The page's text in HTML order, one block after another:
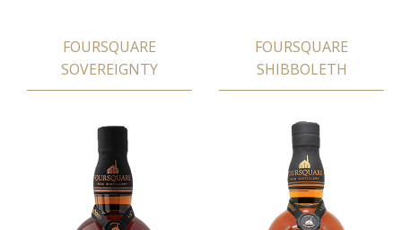
FOURSQUARE
SOVEREIGNTY
FOURSQUARE
SHIBBOLETH